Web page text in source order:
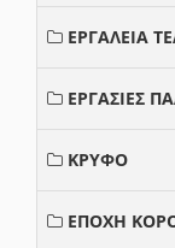
ΕΡΓΑΛΕΙΑ
ΕΡΓΑΣΙΕΣ
ΚΡΥΦΟ
ΕΠΟΧΗ